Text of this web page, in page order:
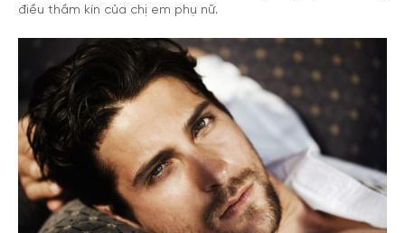
điều thầm kín của chị em phụ nữ.